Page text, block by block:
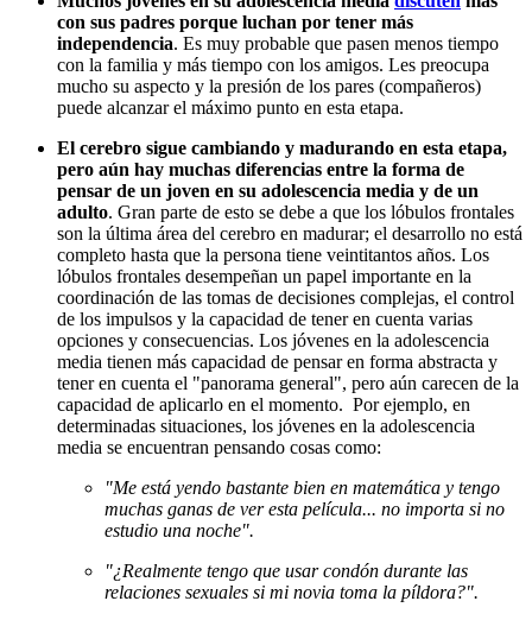
con sus padres porque luchan por tener más
independencia. Es muy probable que pasen menos tiempo
con la familia y más tiempo con los amigos. Les preocupa
mucho su aspecto y la presión de los pares (compañeros)
puede alcanzar el máximo punto en esta etapa.
El cerebro sigue cambiando y madurando en esta etapa,
pero aún hay muchas diferencias entre la forma de
pensar de un joven en su adolescencia media y de un
adulto. Gran parte de esto se debe a que los lóbulos frontales
son la última área del cerebro en madurar; el desarrollo no está
completo hasta que la persona tiene veintitantos años. Los
lóbulos frontales desempeñan un papel importante en la
coordinación de las tomas de decisiones complejas, el control
de los impulsos y la capacidad de tener en cuenta varias
opciones y consecuencias. Los jóvenes en la adolescencia
media tienen más capacidad de pensar en forma abstracta y
tener en cuenta el "panorama general", pero aún carecen de la
capacidad de aplicarlo en el momento. Por ejemplo, en
determinadas situaciones, los jóvenes en la adolescencia
media se encuentran pensando cosas como:
"Me está yendo bastante bien en matemática y tengo
muchas ganas de ver esta película... no importa si no
estudio una noche".
"¿Realmente tengo que usar condón durante las
relaciones sexuales si mi novia toma la píldora?".